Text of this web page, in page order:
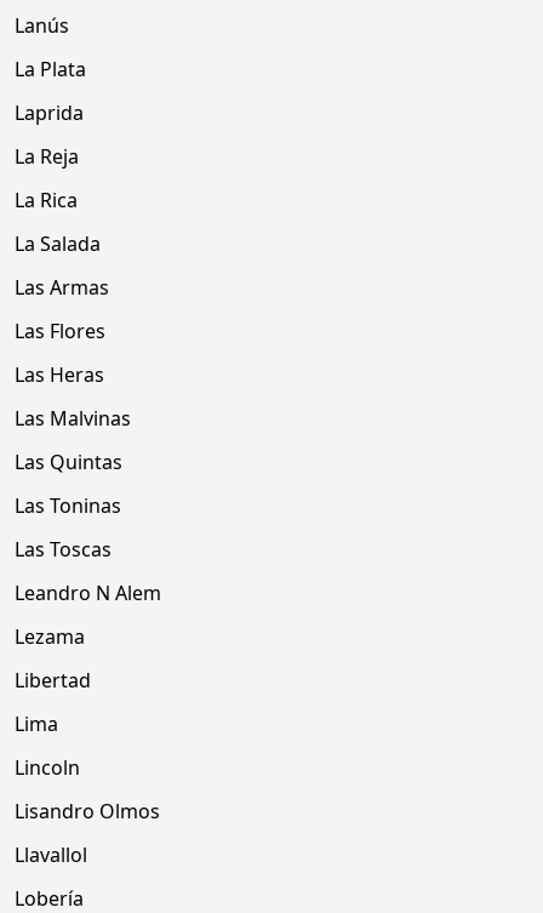
Lanús
La Plata
Laprida
La Reja
La Rica
La Salada
Las Armas
Las Flores
Las Heras
Las Malvinas
Las Quintas
Las Toninas
Las Toscas
Leandro N Alem
Lezama
Libertad
Lima
Lincoln
Lisandro Olmos
Llavallol
Lobería